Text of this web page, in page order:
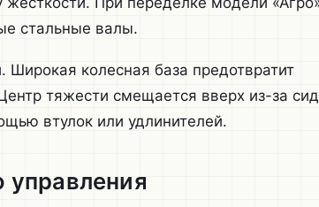
стальные валы.
Широкая колесная база предотвратит
тяжести смещается вверх из-за
втулок или удлинителей.